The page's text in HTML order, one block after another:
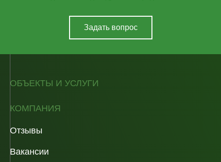
Задать вопрос
ОБЪЕКТЫ И УСЛУГИ
КОМПАНИЯ
Отзывы
Вакансии